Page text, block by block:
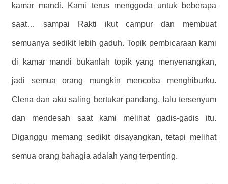
kamar mandi. Kami terus menggoda untuk beberapa
saat… sampai Rakti ikut campur dan membuat
semuanya sedikit lebih gaduh. Topik pembicaraan kami
di kamar mandi bukanlah topik yang menyenangkan,
jadi semua orang mungkin mencoba menghiburku.
Clena dan aku saling bertukar pandang, lalu tersenyum
dan mendesah saat kami melihat gadis-gadis itu.
Diganggu memang sedikit disayangkan, tetapi melihat
semua orang bahagia adalah yang terpenting.